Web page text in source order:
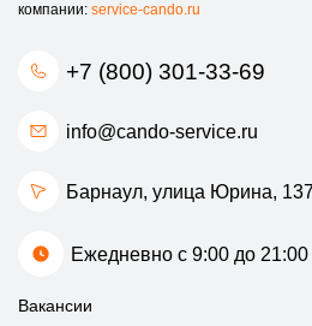
компании: service-cando.ru
+7 (800) 301-33-69
info@cando-service.ru
Барнаул, улица Юрина,
Ежедневно с 9:00 до 21:00
Вакансии